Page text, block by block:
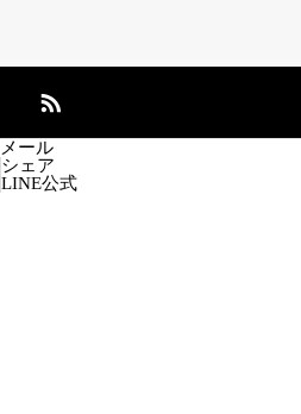
メール
シェア
LINE公式